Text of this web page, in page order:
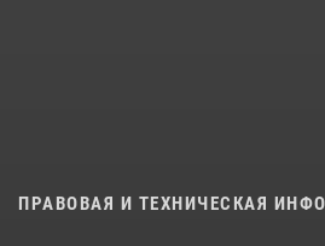
ПРАВОВАЯ И ТЕХНИЧЕСКАЯ